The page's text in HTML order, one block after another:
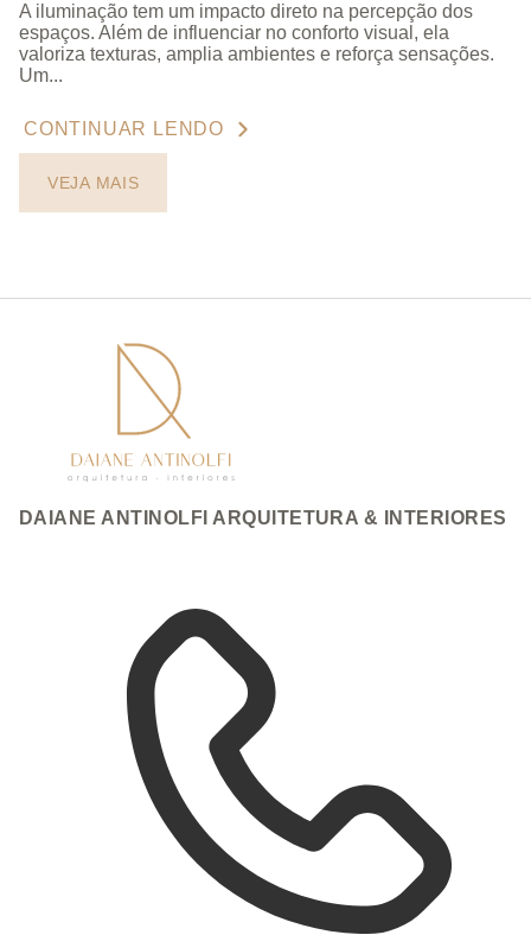
A iluminação tem um impacto direto na percepção dos
espaços. Além de influenciar no conforto visual, ela
valoriza texturas, amplia ambientes e reforça sensações.
Um...
CONTINUAR LENDO
VEJA MAIS
DAIANE ANTINOLFI ARQUITETURA & INTERIORES